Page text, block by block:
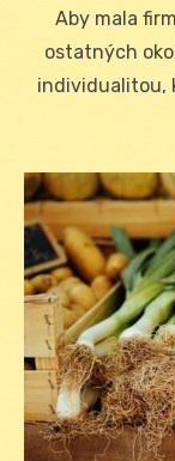
Aby mala
ostatných
individualitou,